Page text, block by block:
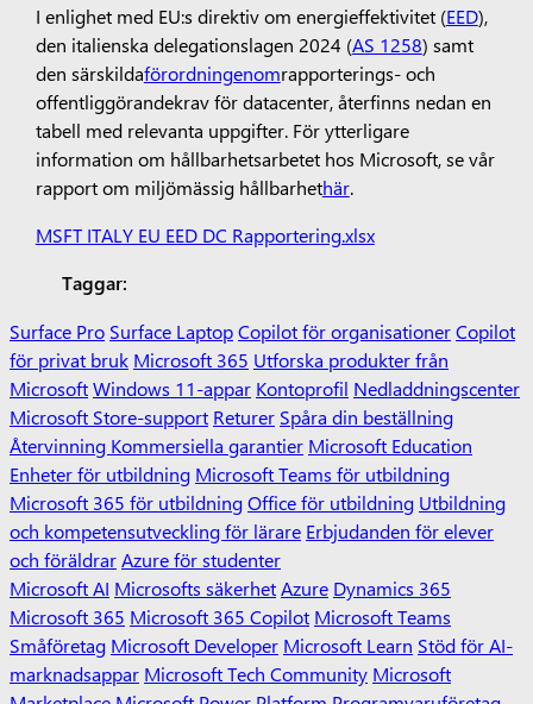
I enlighet med EU:s direktiv om energieffektivitet (EED),
den italienska delegationslagen 2024 (AS 1258) samt
den särskildaförordningenomrapporterings- och
offentliggörandekrav för datacenter, återfinns nedan en
tabell med relevanta uppgifter. För ytterligare
information om hållbarhetsarbetet hos Microsoft, se vår
rapport om miljömässig hållbarhethär.
MSFT ITALY EU EED DC Rapportering.xlsx
Taggar:
Surface Pro Surface LaptopCopilot för organisationerCopilot
för privat bruk Microsoft 365 Utforska produkter från
MicrosoftWindows 11-appar Kontoprofil Nedladdningscenter
Microsoft Store-support Returer Spåra din beställning
Återvinning Kommersiella garantier Microsoft Education
Enheter för utbildning Microsoft Teams för utbildning
Microsoft 365 för utbildningOffice för utbildning Utbildning
och kompetensutveckling för lärare Erbjudanden för elever
och föräldrarAzure för studenter
Microsoft AI Microsofts säkerhetAzure Dynamics 365
Microsoft 365 Microsoft 365 Copilot Microsoft Teams
Småföretag Microsoft Developer Microsoft Learn Stöd för AI-
marknadsappar Microsoft Tech Community Microsoft